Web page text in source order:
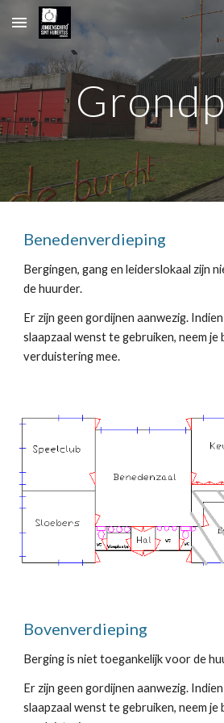
Skip to main content
Benedenverdieping
Bergingen, gang en leiderslokaal zijn
de huurder.
Er zijn geen gordijnen aanwezig.
slaapzaal wenst te gebruiken, neem je
verduistering mee.
Bovenverdieping
Berging is niet toegankelijk voor de
Er zijn geen gordijnen aanwezig.
slaapzaal wenst te gebruiken, neem je